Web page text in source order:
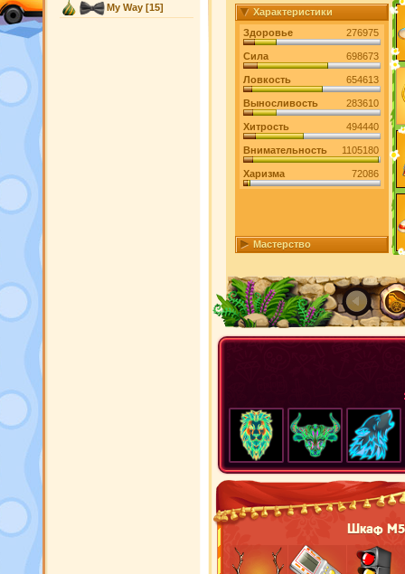
My Way[15]
Характеристики
Здоровье
276975
Сила 698673
Ловкость 654613
Выносливость 283610
Хитрость 494440
Внимательность 1105180
Харизма 72086
Мастерство
Шкаф М5